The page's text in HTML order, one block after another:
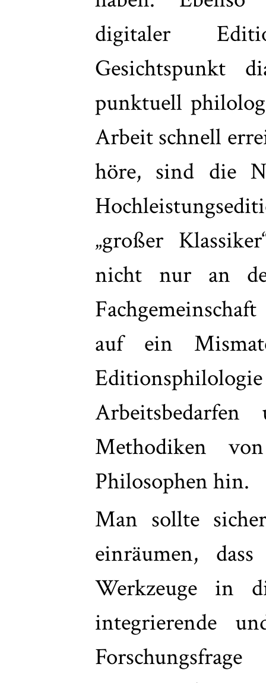
digitaler
Gesichtspunkt
punktuell
Arbeit schnell
höre, sind die
„großer
nicht nur an
auf ein
Methodiken
Philosophen hin.
Man sollte
einräumen,
Werkzeuge in
integrierende